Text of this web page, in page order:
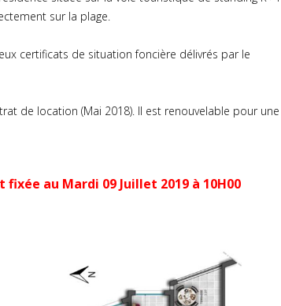
sur la plage.
certificats de situation foncière délivrés par le
de location (Mai 2018). Il est renouvelable pour une
au Mardi 09 Juillet 2019 à 10H00